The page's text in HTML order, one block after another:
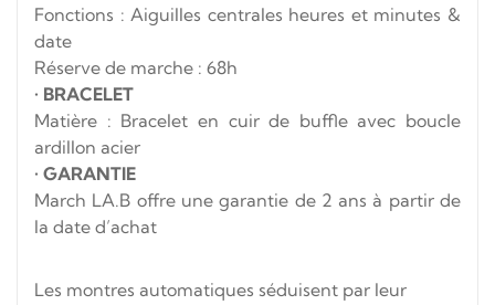
Fonctions : Aiguilles centrales heures et minutes &
date
Réserve de marche : 68h
• BRACELET
Matière : Bracelet en cuir de buffle avec boucle
ardillon acier
• GARANTIE
March LA.B offre une garantie de 2 ans à partir de
la date d’achat
Les montres automatiques séduisent par leur